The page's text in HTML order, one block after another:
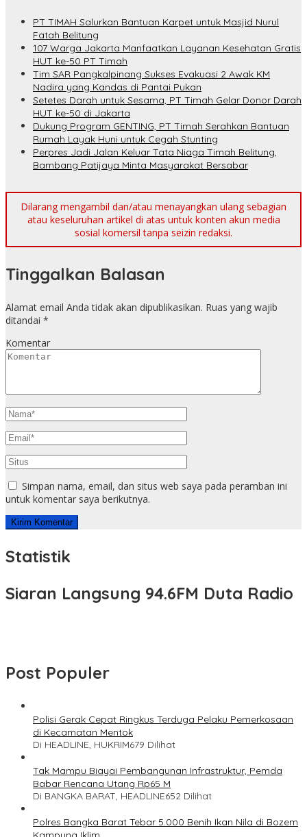
PT TIMAH Salurkan Bantuan Karpet untuk Masjid Nurul
Fatah Belitung
107 Warga Jakarta Manfaatkan Layanan Kesehatan Gratis
HUT ke-50 PT Timah
Tim SAR Pangkalpinang Sukses Evakuasi 2 Awak KM
Nadira yang Kandas di Pantai Pukan
Setetes Darah untuk Sesama, PT Timah Gelar Donor Darah
HUT ke-50 di Jakarta
Dukung Program GENTING, PT Timah Serahkan Bantuan
Rumah Layak Huni untuk Cegah Stunting
Perpres Jadi Jalan Keluar Tata Niaga Timah Belitung,
Bambang Patijaya Minta Masyarakat Bersabar
Dilarang mengambil dan/atau menayangkan ulang sebagian
atau keseluruhan artikel di atas untuk konten akun media
sosial komersil tanpa seizin redaksi.
Tinggalkan Balasan
Alamat email Anda tidak akan dipublikasikan. Ruas yang wajib
ditandai *
Komentar
Simpan nama, email, dan situs web saya pada peramban ini
untuk komentar saya berikutnya.
Statistik
Siaran Langsung 94.6FM Duta Radio
Post Populer
Polisi Gerak Cepat Ringkus Terduga Pelaku Pemerkosaan
di Kecamatan Mentok
Di HEADLINE, HUKRIM679 Dilihat
Tak Mampu Biayai Pembangunan Infrastruktur, Pemda
Babar Rencana Utang Rp65 M
Di BANGKA BARAT, HEADLINE652 Dilihat
Polres Bangka Barat Tebar 5.000 Benih Ikan Nila di Bozem